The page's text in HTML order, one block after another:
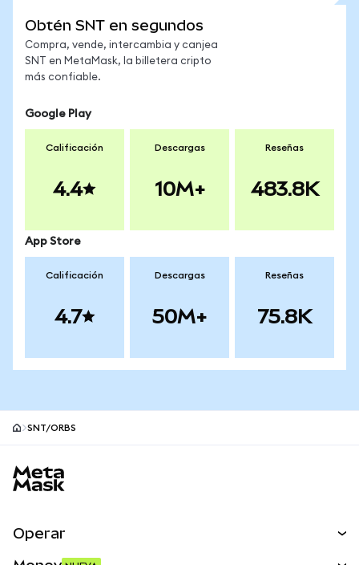
Obtén SNT en segundos
Compra, vende, intercambia y canjea
SNT en MetaMask, la billetera cripto
más confiable.
Google Play
Calificación
4.4
Descargas
10M+
Reseñas
483.8K
App Store
Calificación
4.7
Descargas
50M+
Reseñas
75.8K
SNT/ORBS
Operar